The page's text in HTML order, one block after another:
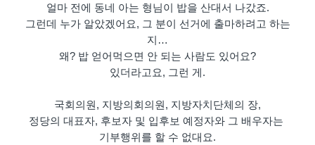
얼마 전에 동네 아는 형님이 밥을 산대서 나갔죠.
그런데 누가 알았겠어요, 그 분이 선거에 출마하려고 하는
지…
왜? 밥 얻어먹으면 안 되는 사람도 있어요?
있더라고요, 그런 게.
국회의원, 지방의회의원, 지방자치단체의 장,
정당의 대표자, 후보자 및 입후보 예정자와 그 배우자는
기부행위를 할 수 없대요.